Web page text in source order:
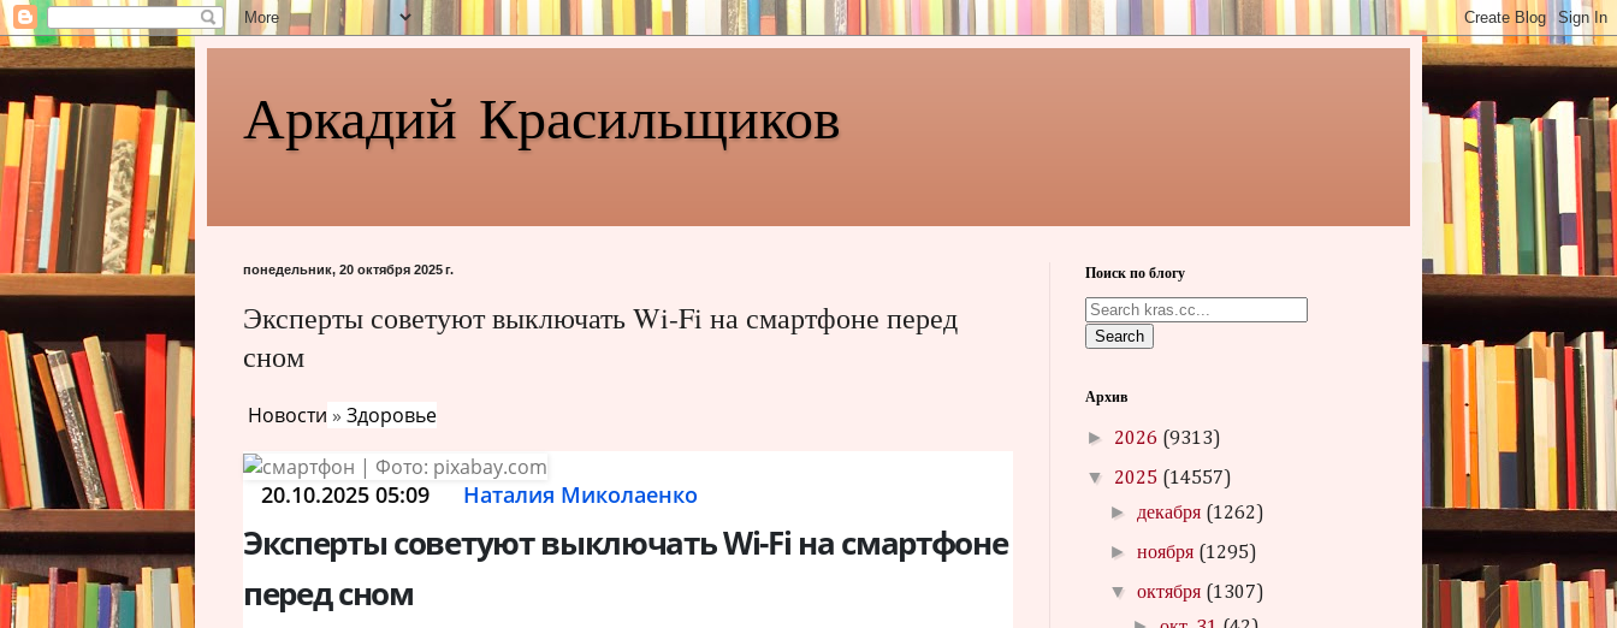
Аркадий Красильщиков
понедельник, 20 октября 2025 г.
Эксперты советуют выключать Wi-Fi на смартфоне перед
сном
Новости » Здоровье
20.10.2025 05:09 Наталия Миколаенко
Эксперты советуют выключать Wi-Fi на смартфоне
перед сном
Поиск по блогу
Search
Архив
► 2026 (9313)
▼ 2025 (14557)
► декабря (1262)
►ноября (1295)
▼октября (1307)